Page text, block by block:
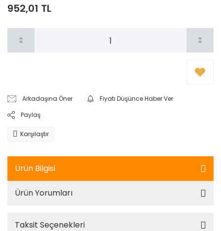
952,01 TL
Arkadaşına Öner
Fiyatı Düşünce Haber Ver
Paylaş
Karşılaştır
Ürün Bilgisi
Ürün Yorumları
Taksit Seçenekleri